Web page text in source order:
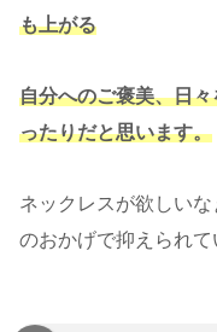
も上がる
自分へのご褒美、日
ったりだと思います。
ネックレスが欲しい
のおかげで抑えられて